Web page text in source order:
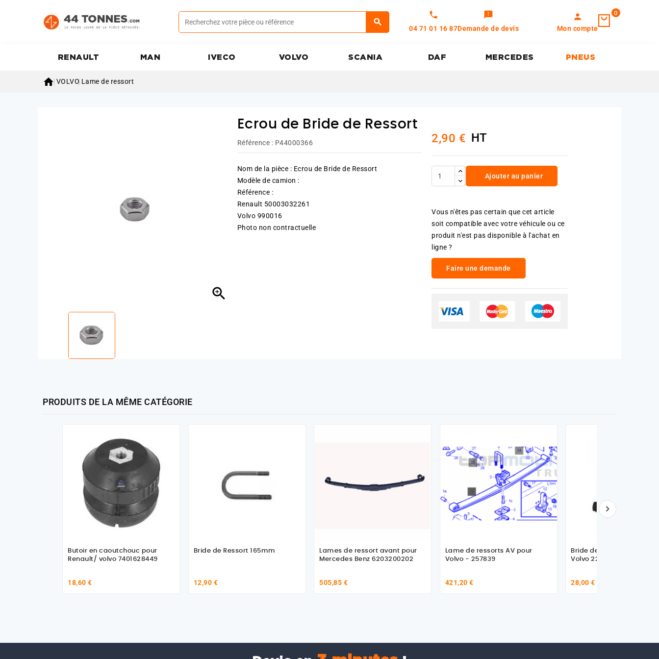
call
04 71 01 16 87
feedback
Demande de devis
person
Mon compte
0
RENAULT MAN IVECO VOLVO SCANIA DAF MERCEDES PNEUS
 VOLVO Lame de ressort

Ecrou de Bride de Ressort
Référence : P44000366
Nom de la pièce : Ecrou de Bride de Ressort
Modèle de camion :
Référence :
Renault 50003032261
Volvo 990016
Photo non contractuelle
2,90 € HT
Ajouter au panier
Vous n'êtes pas certain que cet article
soit compatible avec votre véhicule ou ce
produit n'est pas disponible à l'achat en
ligne ?
Faire une demande
PRODUITS DE LA MÊME CATÉGORIE
Butoir en caoutchouc pour
Renault/ volvo 7401628449
18,60 €
Bride de Ressort 165mm
12,90 €
Lames de ressort avant pour
Mercedes Benz 6203200202
505,85 €
Lame de ressorts AV pour
Volvo - 257839
421,20 €
Bride de ressort L260mm
Volvo 22281776
28,00 €
